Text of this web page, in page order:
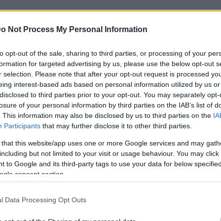
Not Process My Personal Information
opt-out of the sale, sharing to third parties, or processing of your
for targeted advertising by us, please use the below opt-out
selection. Please note that after your opt-out request is processed
interest-based ads based on personal information utilized by us
to third parties prior to your opt-out. You may separately
of your personal information by third parties on the IAB’s list of
This information may also be disclosed by us to third parties on the
Participants that may further disclose it to other third parties.
that this website/app uses one or more Google services and may
but not limited to your visit or usage behaviour. You may
to Google and its third-party tags to use your data for below
consent section.
Data Processing Opt Outs
gyirmóti győzelemből Papp Marcell, aki harmadszor
kezdőként.
a csapat nélkül nem sikerült volna – kezdte a
gólt. Hogy én is betaláltam az csak egy plusz, ami
héten a támadókkal a fejeseket az edzéseken –
es játékosa -, örülök, hogy a mérkőzésen én kerültem
vagyok a csapat legmagasabb embere, de jól jött a
jött, ami sikerült jól eltalálni.